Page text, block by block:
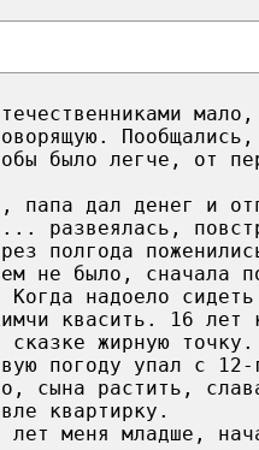
было легче, от
папа дал денег и
развеялась,
полгода
не было, сначала
надоело
квасить. 16
сказке жирную
погоду упал с
сына растить,
квартирку.
меня младше,